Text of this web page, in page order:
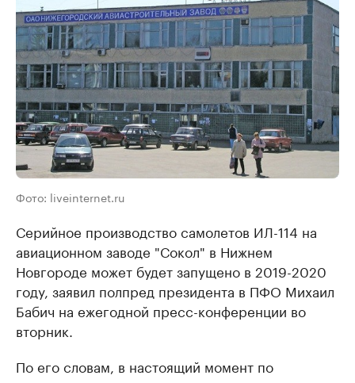
Фото: liveinternet.ru
Серийное производство самолетов ИЛ-114 на
авиационном заводе "Сокол" в Нижнем
Новгороде может будет запущено в 2019-2020
году, заявил полпред президента в ПФО Михаил
Бабич на ежегодной пресс-конференции во
вторник.
По его словам, в настоящий момент по